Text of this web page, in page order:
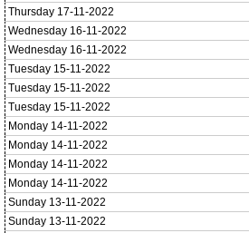
Thursday 17-11-2022
Wednesday 16-11-2022
Wednesday 16-11-2022
Tuesday 15-11-2022
Tuesday 15-11-2022
Tuesday 15-11-2022
Monday 14-11-2022
Monday 14-11-2022
Monday 14-11-2022
Monday 14-11-2022
Sunday 13-11-2022
Sunday 13-11-2022